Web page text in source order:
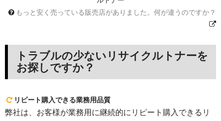
もっと安く売っている販売店がありました。何が違うのですか？
トラブルの少ないリサイクルトナーを
お探しですか？
リピート購入できる業務用品質
弊社は、お客様が業務用に継続的にリピート購入できるリ